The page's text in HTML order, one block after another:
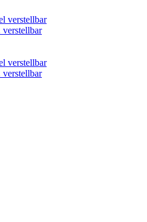
verstellbar
verstellbar
verstellbar
verstellbar